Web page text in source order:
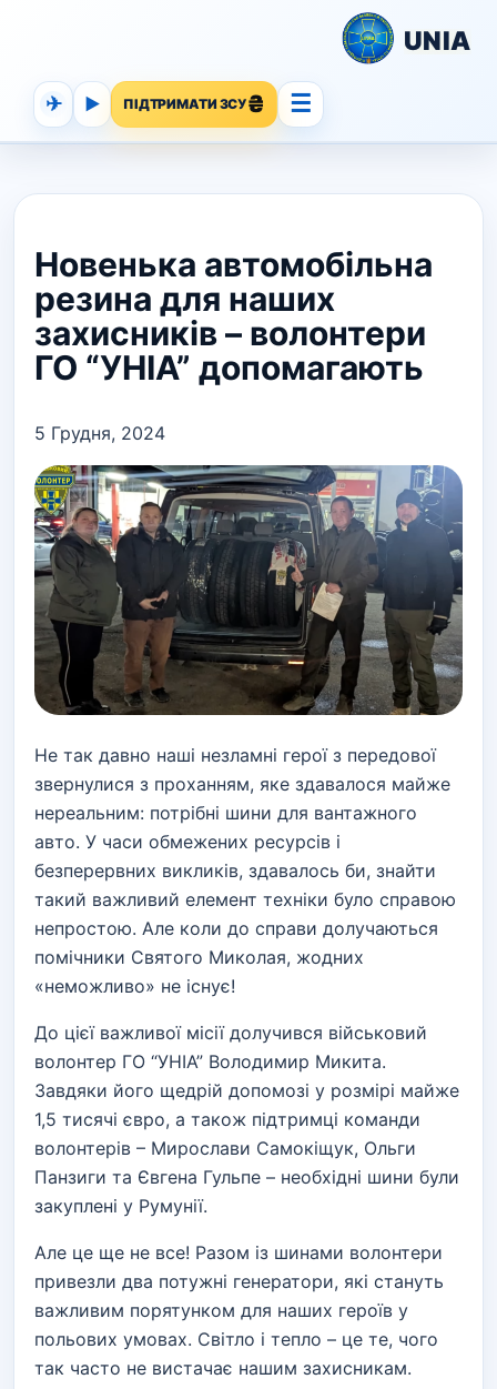
UNIA
✈ ▶ ПІДТРИМАТИ ЗСУ ☰
Новенька автомобільна
резина для наших
захисників – волонтери
ГО “УНІА” допомагають
5 Грудня, 2024
Не так давно наші незламні герої з передової
звернулися з проханням, яке здавалося майже
нереальним: потрібні шини для вантажного
авто. У часи обмежених ресурсів і
безперервних викликів, здавалось би, знайти
такий важливий елемент техніки було справою
непростою. Але коли до справи долучаються
помічники Святого Миколая, жодних
«неможливо» не існує!
До цієї важливої місії долучився військовий
волонтер ГО “УНІА” Володимир Микита.
Завдяки його щедрій допомозі у розмірі майже
1,5 тисячі євро, а також підтримці команди
волонтерів – Мирослави Самокіщук, Ольги
Панзиги та Євгена Гульпе – необхідні шини були
закуплені у Румунії.
Але це ще не все! Разом із шинами волонтери
привезли два потужні генератори, які стануть
важливим порятунком для наших героїв у
польових умовах. Світло і тепло – це те, чого
так часто не вистачає нашим захисникам.